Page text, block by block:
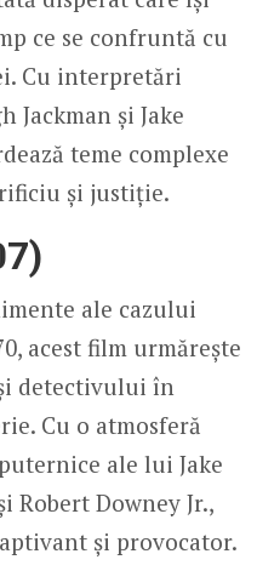
ce se confruntă cu
Cu interpretări
Jackman și Jake
teme complexe
și justiție.
ale cazului
acest film urmărește
detectivului în
Cu o atmosferă
ale lui Jake
Robert Downey Jr.,
și provocator.